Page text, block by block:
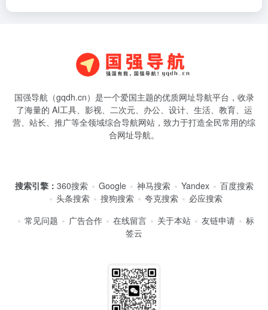
国强导航（gqdh.cn）是一个爱国主题的优质网址导航平台，收录
了海量的 AI工具、影视、二次元、办公、设计、生活、教育、运
营、站长、推广等全领域综合导航网站，致力于打造全民常用的综
合网址导航。
搜索引擎： 360搜索 Google 神马搜索 Yandex
百度搜索
头条搜索
搜狗搜索 夸克搜索
必应搜索
常见问题
广告合作 在线留言 关于本站 友链申请
标
签云